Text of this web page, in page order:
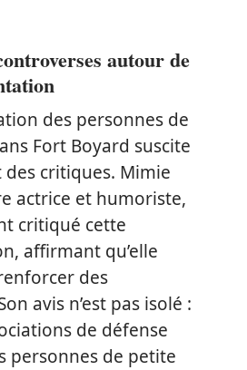
autour de
des personnes de
Fort Boyard suscite
des critiques. Mimie
actrice et humoriste,
critiqué cette
affirmant qu’elle
des
avis n’est pas isolé :
de défense
personnes de petite